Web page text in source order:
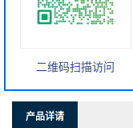
产品详请
二维码扫描访问